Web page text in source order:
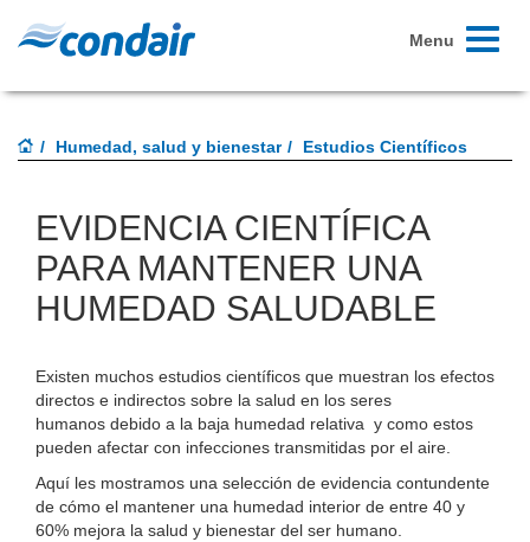
Toggle
Menu
Humedad, salud y bienestar Estudios Científicos
EVIDENCIA CIENTÍFICA
PARA MANTENER UNA
HUMEDAD SALUDABLE
Existen muchos estudios científicos que muestran los efectos
directos e indirectos sobre la salud en los seres
humanos debido a la baja humedad relativa y como estos
pueden afectar con infecciones transmitidas por el aire.
Aquí les mostramos una selección de evidencia contundente
de cómo el mantener una humedad interior de entre 40 y
60% mejora la salud y bienestar del ser humano.